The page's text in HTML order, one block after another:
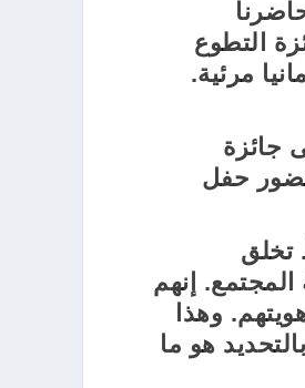
التطوع
مرئية.
160 ضيفًا مدعوًا لحضور حفل
إنهم
وهذا
هو ما